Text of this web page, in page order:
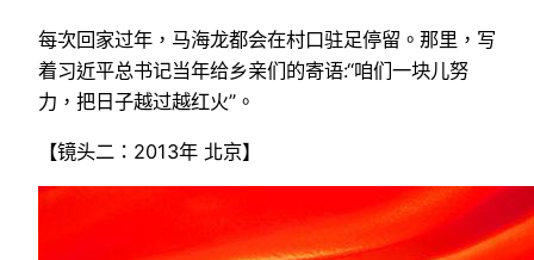
每次回家过年，马海龙都会在村口驻足停留。那里，写
着习近平总书记当年给乡亲们的寄语:“咱们一块儿努
力，把日子越过越红火”。
【镜头二：2013年 北京】